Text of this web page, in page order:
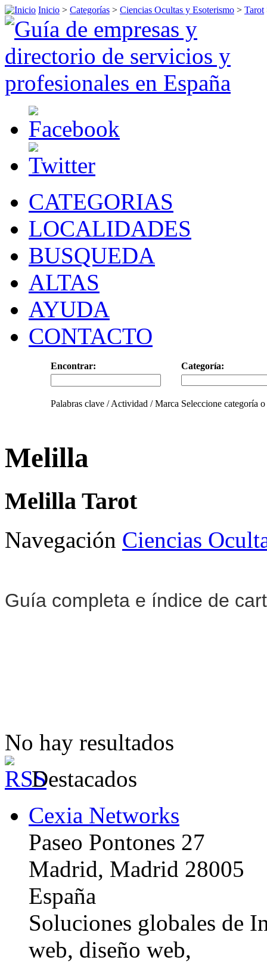
Inicio > Categorías > Ciencias Ocultas y Esoterismo > Tarot
CATEGORIAS
LOCALIDADES
BUSQUEDA
ALTAS
AYUDA
CONTACTO
Encontrar: Categoría:
Palabras clave / Actividad / Marca Seleccione categoría
Melilla
Melilla Tarot
Navegación Ciencias
Guía completa e índice de
No hay resultados
Destacados
Cexia Networks
Paseo Pontones 27
Madrid, Madrid 28005
España
Soluciones globales de
web, diseño web,